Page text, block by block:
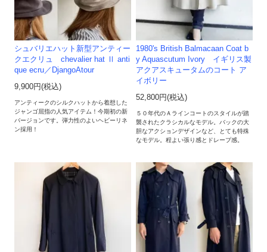
シュバリエハット新型アンティー
クエクリュ chevalier hat Ⅱ anti
que ecru／DjangoAtour
9,900円(税込)
アンティークのシルクハットから着想した
ジャンゴ屈指の人気アイテム！今期初の新
バージョンです。弾力性のよいヘビーリネ
ン採用！
1980's British Balmacaan Coat b
y Aquascutum Ivory イギリス製
アクアスキュータムのコート ア
イボリー
52,800円(税込)
５０年代のＡラインコートのスタイルが踏
襲されたクラシカルなモデル。バックの大
胆なアクションデザインなど、とても特殊
なモデル。程よい張り感とドレープ感。